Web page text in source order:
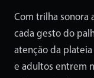
Com trilha sonora
cada gesto do
atenção da
e adultos entrem